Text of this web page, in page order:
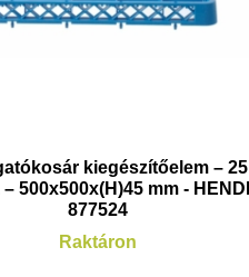
kiegészítőelem – 25
500x500x(H)45 mm - HENDI
877524
Raktáron